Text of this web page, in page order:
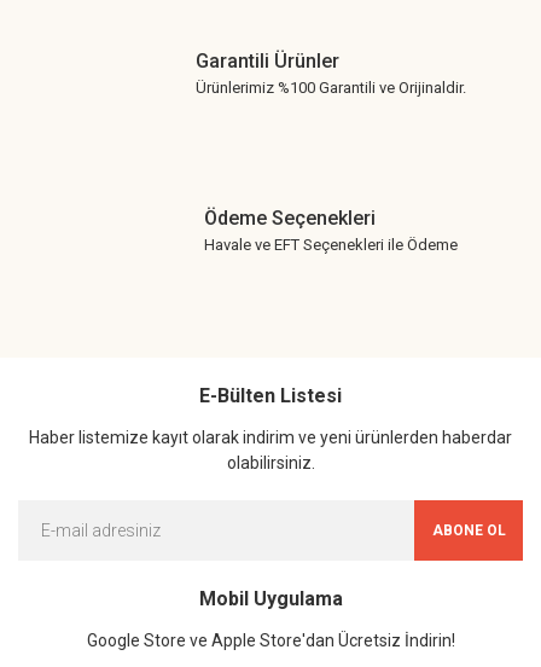
Garantili Ürünler
Ürünlerimiz %100 Garantili ve Orijinaldir.
Ödeme Seçenekleri
Havale ve EFT Seçenekleri ile Ödeme
E-Bülten Listesi
Haber listemize kayıt olarak indirim ve yeni ürünlerden haberdar
olabilirsiniz.
ABONE OL
Mobil Uygulama
Google Store ve Apple Store'dan Ücretsiz İndirin!